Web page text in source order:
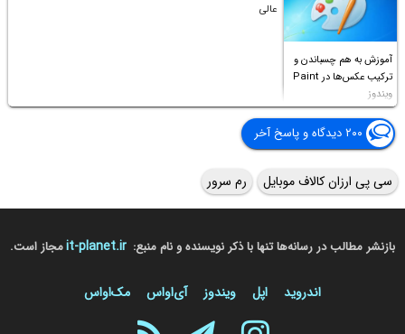
آموزش به هم چسباندن و
ترکیب عکس‌ها در Paint
ویندوز
عالی
۲۰۰ دیدگاه و پاسخ آخر
سی پی ارزان کالاف موبایل رم سرور
بازنشر مطالب در رسانه‌ها تنها با ذکر نویسنده و نام منبع: it-planet.irمجاز است.
اندروید اپل ویندوز آی‌او‌اس مک‌او‌اس